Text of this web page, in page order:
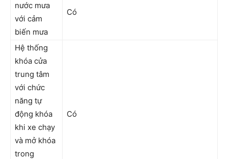
nước mưa
với cảm
biến mưa
Có
Hệ thống
khóa cửa
trung tâm
với chức
năng tự
động khóa
khi xe chạy
và mở khóa
trong
Có